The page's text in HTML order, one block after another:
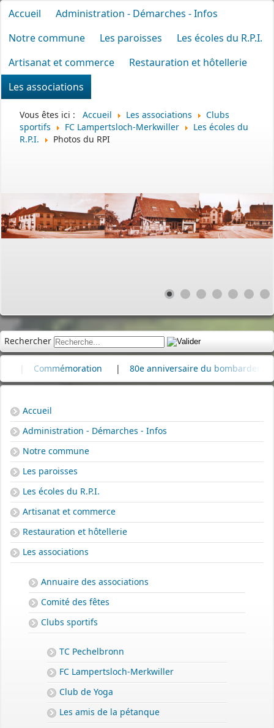
Accueil
Administration - Démarches - Infos
Notre commune
Les paroisses
Les écoles du R.P.I.
Artisanat et commerce
Restauration et hôtellerie
Les associations
Vous êtes ici : Accueil Les associations
Clubs
sportifs
FC Lampertsloch-Merkwiller
Les écoles du
R.P.I.
Photos du RPI
Rechercher
| 80e anniversaire du bombardement de la
Accueil
Administration - Démarches - Infos
Notre commune
Les paroisses
Les écoles du R.P.I.
Artisanat et commerce
Restauration et hôtellerie
Les associations
Annuaire des associations
Comité des fêtes
Clubs sportifs
TC Pechelbronn
FC Lampertsloch-Merkwiller
Club de Yoga
Les amis de la pétanque